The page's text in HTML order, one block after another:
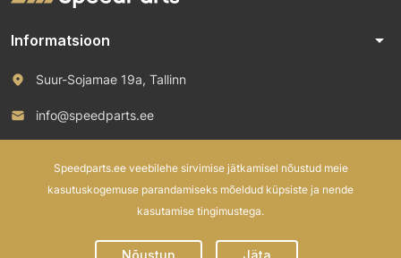
Informatsioon arrow_drop_down
Suur-Sojamae 19a, Tallinn
info@speedparts.ee
Speedparts.ee veebilehe sirvimise jätkamisel nõustud meie
kasutuskogemuse parandamiseks mõeldud küpsiste ja nende
kasutamise tingimustega.
Nõustun Jäta